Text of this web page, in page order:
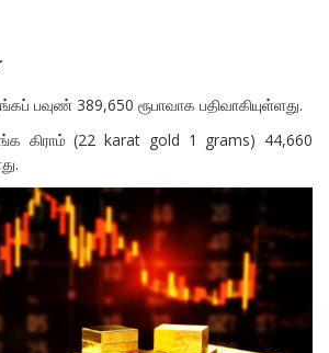
பவுண் 389,650 ரூபாவாக பதிவாகியுள்ளது.
கிராம் (22 karat gold 1 grams) 44,660